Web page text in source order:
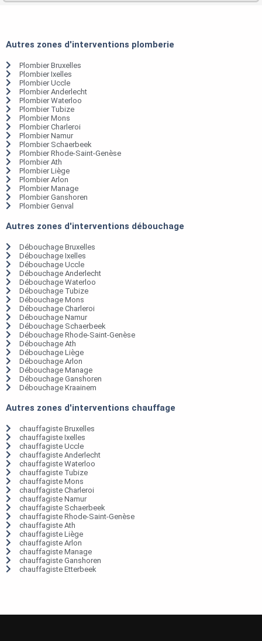
Autres zones d'interventions plomberie
Plombier Bruxelles
Plombier Ixelles
Plombier Uccle
Plombier Anderlecht
Plombier Waterloo
Plombier Tubize
Plombier Mons
Plombier Charleroi
Plombier Namur
Plombier Schaerbeek
Plombier Rhode-Saint-Genèse
Plombier Ath
Plombier Liège
Plombier Arlon
Plombier Manage
Plombier Ganshoren
Plombier Genval
Autres zones d'interventions débouchage
Débouchage Bruxelles
Débouchage Ixelles
Débouchage Uccle
Débouchage Anderlecht
Débouchage Waterloo
Débouchage Tubize
Débouchage Mons
Débouchage Charleroi
Débouchage Namur
Débouchage Schaerbeek
Débouchage Rhode-Saint-Genèse
Débouchage Ath
Débouchage Liège
Débouchage Arlon
Débouchage Manage
Débouchage Ganshoren
Débouchage Kraainem
Autres zones d'interventions chauffage
chauffagiste Bruxelles
chauffagiste Ixelles
chauffagiste Uccle
chauffagiste Anderlecht
chauffagiste Waterloo
chauffagiste Tubize
chauffagiste Mons
chauffagiste Charleroi
chauffagiste Namur
chauffagiste Schaerbeek
chauffagiste Rhode-Saint-Genèse
chauffagiste Ath
chauffagiste Liège
chauffagiste Arlon
chauffagiste Manage
chauffagiste Ganshoren
chauffagiste Etterbeek